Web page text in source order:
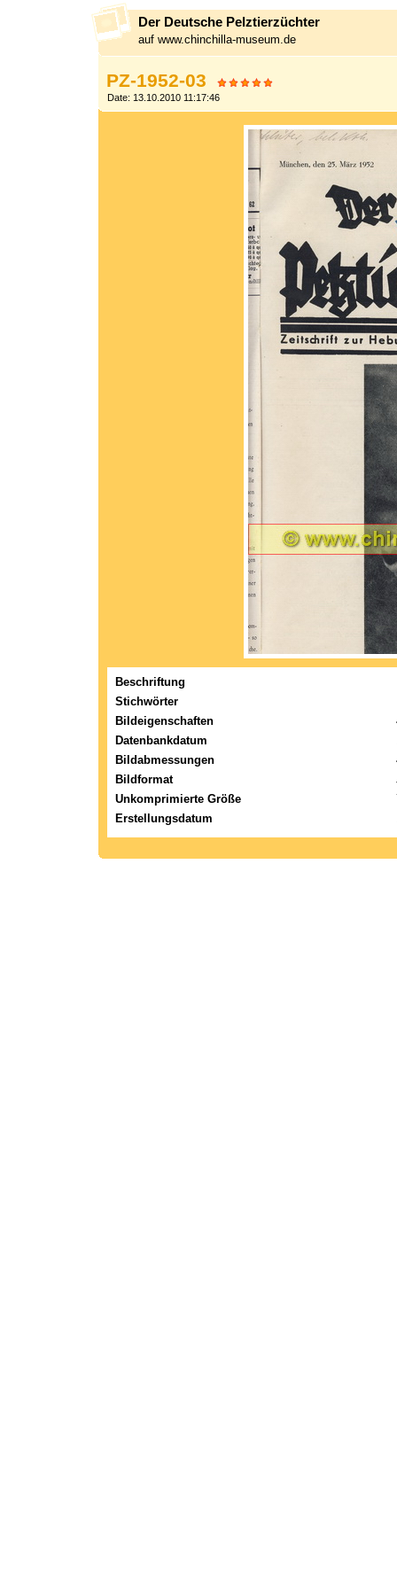
Der Deutsche Pelztierzüchter
auf www.chinchilla-museum.de
PZ-1952-03
Date: 13.10.2010 11:17:46
Beschriftung
Stichwörter
Bildeigenschaften
Datenbankdatum
Bildabmessungen
Bildformat
Unkomprimierte Größe
Erstellungsdatum